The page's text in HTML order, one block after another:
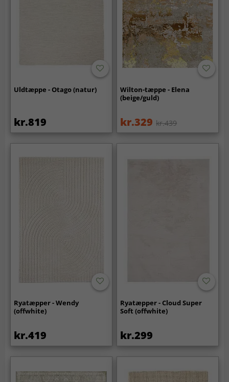
Uldtæppe - Otago (natur)
kr.819
Wilton-tæppe - Elena
(beige/guld)
kr.329 kr.439
Ryatæpper - Wendy
(offwhite)
kr.419
Ryatæpper - Cloud Super
Soft (offwhite)
kr.299